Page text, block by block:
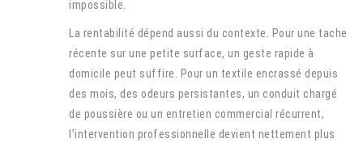
impossible.
La rentabilité dépend aussi du contexte. Pour une tache
récente sur une petite surface, un geste rapide à
domicile peut suffire. Pour un textile encrassé depuis
des mois, des odeurs persistantes, un conduit chargé
de poussière ou un entretien commercial récurrent,
l’intervention professionnelle devient nettement plus